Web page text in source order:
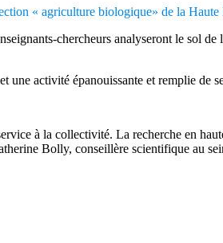
« agriculture biologique» de la
chercheurs analyseront le sol
activité épanouissante et remplie de
à la collectivité. La recherche en
Bolly, conseillère scientifique au